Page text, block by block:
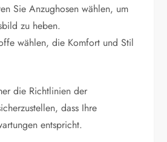
Sie Anzughosen wählen, um
zu heben.
wählen, die Komfort und Stil
die Richtlinien der
dass Ihre
entspricht.